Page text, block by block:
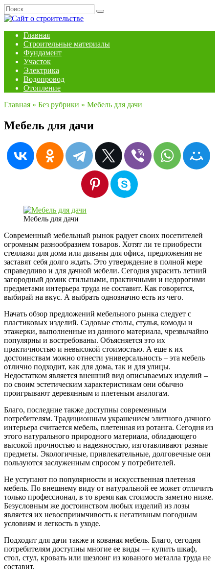
Перейти
к
содержанию
Search
for:
Главная
Строительные материалы
Фундамент
Участок
Электрика
Водопровод
Отопление
Главная » Без рубрики » Мебель для дачи
Мебель для дачи
Мебель для дачи
Современный мебельный рынок радует своих посетителей
огромным разнообразием товаров. Хотят ли те приобрести
стеллажи для дома или диваны для офиса, предложения не
заставят себя долго ждать. Это утверждение в полной мере
справедливо и для дачной мебели. Сегодня украсить летний
загородный домик стильными, практичными и недорогими
предметами интерьера труда не составит. Как говорится,
выбирай на вкус. А выбрать однозначно есть из чего.
Начать обзор предложений мебельного рынка следует с
пластиковых изделий. Садовые столы, стулья, комоды и
этажерки, выполненные из данного материала, чрезвычайно
популярны и востребованы. Объясняется это их
практичностью и невысокой стоимостью. А еще к их
достоинствам можно отнести универсальность – эта мебель
отлично подходит, как для дома, так и для улицы.
Недостатком является внешний вид описываемых изделий –
по своим эстетическим характеристикам они обычно
проигрывают деревянным и плетеным аналогам.
Благо, последние также доступны современным
потребителям. Традиционным украшением элитного дачного
интерьера считается мебель, плетенная из ротанга. Сегодня из
этого натурального природного материала, обладающего
высокой прочностью и надежностью, изготавливают разные
предметы. Экологичные, привлекательные, долговечные они
пользуются заслуженным спросом у потребителей.
Не уступают по популярности и искусственная плетеная
мебель. По внешнему виду от натуральной ее может отличить
только профессионал, в то время как стоимость заметно ниже.
Безусловным же достоинством любых изделий из лозы
является их невосприимчивость к негативным погодным
условиям и легкость в уходе.
Подходит для дачи также и кованая мебель. Благо, сегодня
потребителям доступны многие ее виды — купить шкаф,
стол, стул, кровать или шезлонг из кованого металла труда не
составит.